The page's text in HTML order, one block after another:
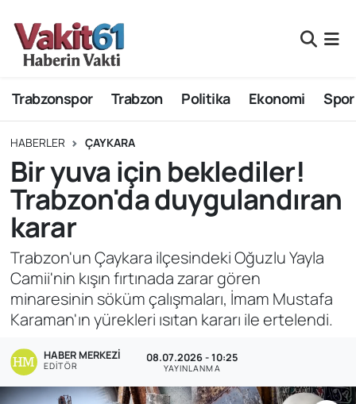
Trabzonspor Trabzon Politika Ekonomi Spor
HABERLER ÇAYKARA
Bir yuva için beklediler!
Trabzon'da duygulandıran
karar
Trabzon'un Çaykara ilçesindeki Oğuzlu Yayla
Camii'nin kışın fırtınada zarar gören
minaresinin söküm çalışmaları, İmam Mustafa
Karaman'ın yürekleri ısıtan kararı ile ertelendi.
HABER MERKEZI
EDITÖR
08.07.2026 - 10:25
YAYINLANMA
Nöbetçi Eczaneler
Hava Durumu
Namaz Vakitleri
Trafik Durumu
Süper Lig Puan Durumu ve Fikstür
Tüm Manşetler
Son Dakika Haberleri